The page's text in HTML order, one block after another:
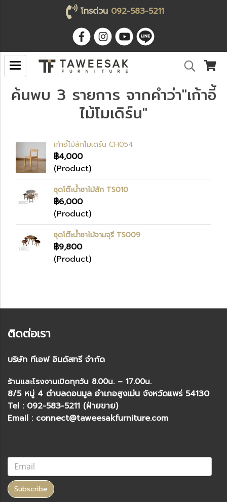
โทรด่วน 092-583-5211
ค้นพบ 3 รายการ จากคำว่า"เก้าอี้
ไม้โมเดิร์น"
เก้าอี้ไม้สักโมเดิร์น CH054
฿4,000
(Product)
ชุดโต๊ะน้ำชาไม้สัก TS010
฿6,000
(Product)
ชุดโต๊ะน้ำชาไม้จามจุรี TS009
฿9,800
(Product)
ติดต่อเรา
บริษัท ทีเอฟ อินดัสทรี จำกัด
ร้านและโรงงานเปิดทุกวัน 8.00น. – 17.00น.
8/5 หมู่ 4 ตำบลดอนมูล อำเภอสูงเม่น จังหวัดแพร่ 54130
Tel : 092-583-5211 (ฝ่ายขาย)
Email : connect@taweesakfurniture.com
Subscribe